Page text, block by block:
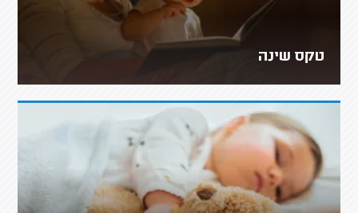
טקס שינה